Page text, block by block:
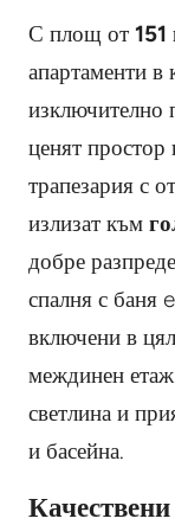
С площ от 151
апартаменти
изключително
ценят
трапезария с
излизат към
добре
спалня с баня
включени в
междинен етаж
светлина и
и басейна.